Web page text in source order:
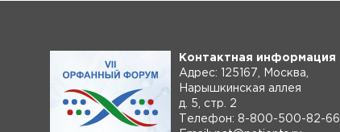
Контактная информация
Адрес: 125167, Москва,
Нарышкинская аллея
д. 5, стр. 2
Телефон: 8-800-500-82-66